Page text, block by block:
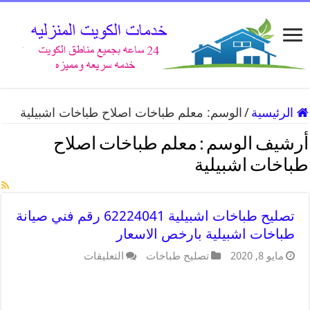
الرئيسية / الوسم: معلم طباخات اصلاح طباخات اشبيلية
أرشيف الوسم : معلم طباخات اصلاح
طباخات اشبيلية
تصليح طباخات اشبيلية 62224041 رقم فني صيانة
طباخات اشبيلية بارخص الاسعار
مايو 8, 2020 تصليح طباخات التعليقات